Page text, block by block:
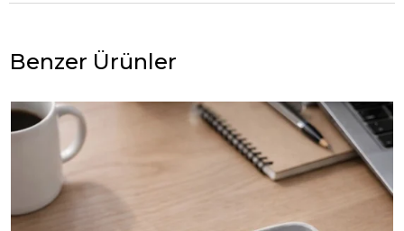
Benzer Ürünler